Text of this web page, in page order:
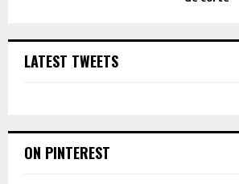
LATEST TWEETS
ON PINTEREST